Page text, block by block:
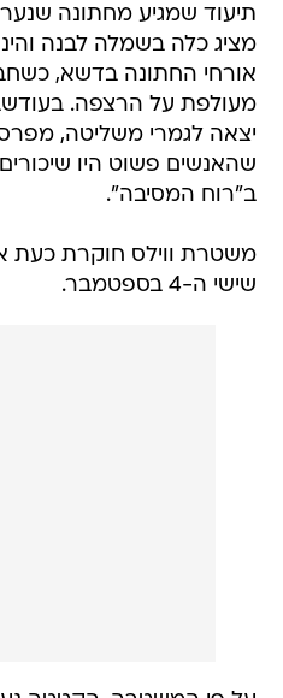
תיעוד שמגיע מחתונה
מציג כלה בשמלה לבנה
אורחי החתונה בדשא,
מעולפת על הרצפה.
יצאה לגמרי משליטה,
שהאנשים פשוט היו
ב"רוח המסיבה".
משטרת ווילס חוקרת כעת
שישי ה-4 בספטמבר.